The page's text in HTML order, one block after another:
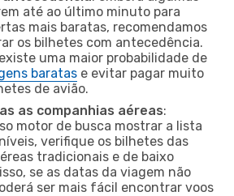
até ao último minuto para
mais baratas, recomendamos
os bilhetes com antecedência.
uma maior probabilidade de
baratas e evitar pagar muito
de avião.
as companhias aéreas:
motor de busca mostrar a lista
verifique os bilhetes das
tradicionais e de baixo
se as datas da viagem não
ser mais fácil encontrar voos